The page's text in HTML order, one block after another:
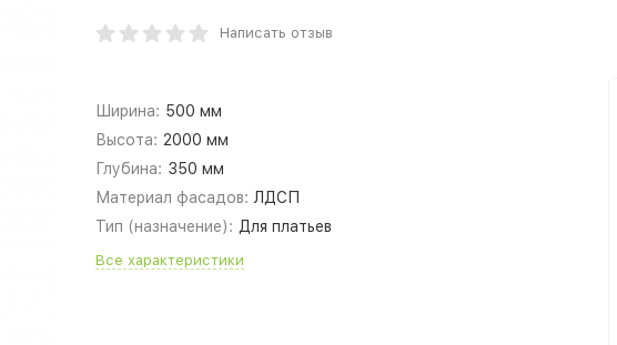
Написать отзыв
Ширина: 500 мм
Высота: 2000 мм
Глубина: 350 мм
Материал фасадов: ЛДСП
Тип (назначение): Для платьев
Все характеристики